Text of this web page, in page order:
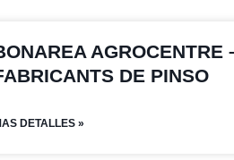
AGROCENTRE
DE PINSO
DETALLES »